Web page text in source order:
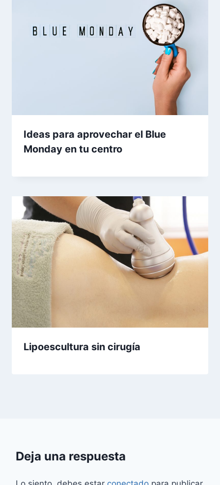
Ideas para aprovechar el Blue
Monday en tu centro
Lipoescultura sin cirugía
Deja una respuesta